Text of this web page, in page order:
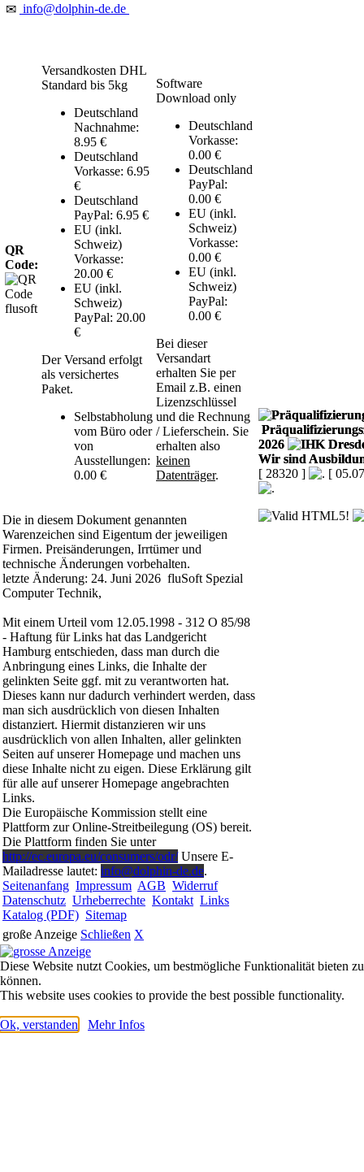
✉ info@dolphin-de.de
QR
Code:
Versandkosten DHL
Standard bis 5kg
Deutschland
Nachnahme:
8.95 €
Deutschland
Vorkasse: 6.95
€
Deutschland
PayPal: 6.95 €
EU (inkl.
Schweiz)
Vorkasse:
20.00 €
EU (inkl.
Schweiz)
PayPal: 20.00
€
Der Versand erfolgt
als versichertes
Paket.
Selbstabholung
vom Büro oder
von
Ausstellungen:
0.00 €
Software
Download only
Deutschland
Vorkasse:
0.00 €
Deutschland
PayPal:
0.00 €
EU (inkl.
Schweiz)
Vorkasse:
0.00 €
EU (inkl.
Schweiz)
PayPal:
0.00 €
Bei dieser
Versandart
erhalten Sie per
Email z.B. einen
Lizenzschlüssel
und die Rechnung
/ Lieferschein. Sie
erhalten also
keinen
Datenträger.
Die in diesem Dokument genannten
Warenzeichen sind Eigentum der jeweiligen
Firmen. Preisänderungen, Irrtümer und
technische Änderungen vorbehalten.
letzte Änderung: 24. Juni 2026 fluSoft Spezial
Computer Technik,
Mit einem Urteil vom 12.05.1998 - 312 O 85/98
- Haftung für Links hat das Landgericht
Hamburg entschieden, dass man durch die
Anbringung eines Links, die Inhalte der
gelinkten Seite ggf. mit zu verantworten hat.
Dieses kann nur dadurch verhindert werden, dass
man sich ausdrücklich von diesen Inhalten
distanziert. Hiermit distanzieren wir uns
ausdrücklich von allen Inhalten, aller gelinkten
Seiten auf unserer Homepage und machen uns
diese Inhalte nicht zu eigen. Diese Erklärung gilt
für alle auf unserer Homepage angebrachten
Links.
Die Europäische Kommission stellt eine
Plattform zur Online-Streitbeilegung (OS) bereit.
Die Plattform finden Sie unter
http://ec.europa.eu/consumers/odr/Unsere E-
Mailadresse lautet: info@dolphin-de.de.
Seitenanfang Impressum AGB Widerruf
Datenschutz Urheberrechte Kontakt Links
Katalog (PDF) Sitemap
2026
Wir sind
[ 28320 ]
[
große Anzeige Schließen X
Diese Website nutzt Cookies, um bestmögliche Funktionalität bieten zu
können.
This website uses cookies to provide the best possible functionality.
Ok, verstanden Mehr Infos